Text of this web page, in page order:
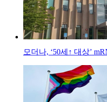
모더나, ‘50세↑ 대상’